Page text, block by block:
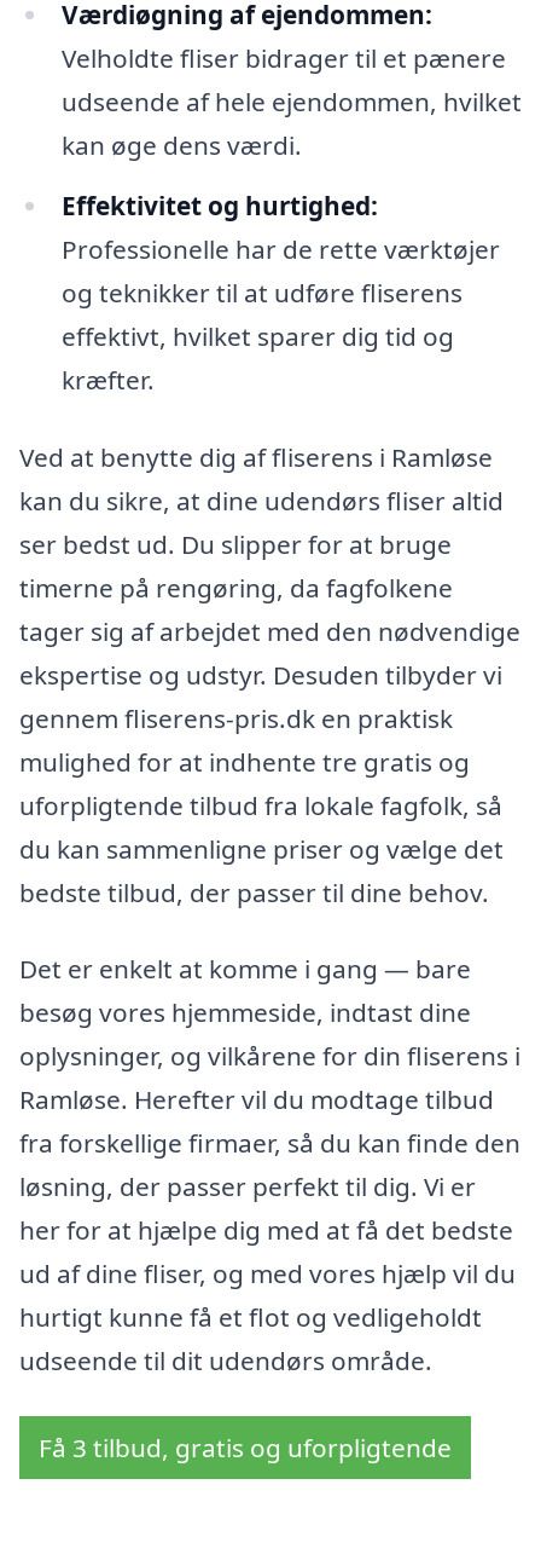
Værdiøgning af ejendommen:
Velholdte fliser bidrager til et pænere
udseende af hele ejendommen, hvilket
kan øge dens værdi.
Effektivitet og hurtighed:
Professionelle har de rette værktøjer
og teknikker til at udføre fliserens
effektivt, hvilket sparer dig tid og
kræfter.
Ved at benytte dig af fliserens i Ramløse
kan du sikre, at dine udendørs fliser altid
ser bedst ud. Du slipper for at bruge
timerne på rengøring, da fagfolkene
tager sig af arbejdet med den nødvendige
ekspertise og udstyr. Desuden tilbyder vi
gennem fliserens-pris.dk en praktisk
mulighed for at indhente tre gratis og
uforpligtende tilbud fra lokale fagfolk, så
du kan sammenligne priser og vælge det
bedste tilbud, der passer til dine behov.
Det er enkelt at komme i gang — bare
besøg vores hjemmeside, indtast dine
oplysninger, og vilkårene for din fliserens i
Ramløse. Herefter vil du modtage tilbud
fra forskellige firmaer, så du kan finde den
løsning, der passer perfekt til dig. Vi er
her for at hjælpe dig med at få det bedste
ud af dine fliser, og med vores hjælp vil du
hurtigt kunne få et flot og vedligeholdt
udseende til dit udendørs område.
Få 3 tilbud, gratis og uforpligtende